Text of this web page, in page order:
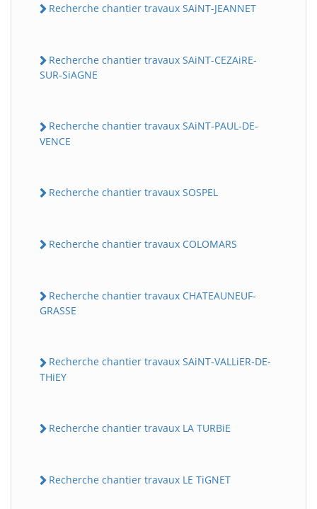
Recherche chantier travaux SAiNT-JEANNET
Recherche chantier travaux SAiNT-CEZAiRE-
SUR-SiAGNE
Recherche chantier travaux SAiNT-PAUL-DE-
VENCE
Recherche chantier travaux SOSPEL
Recherche chantier travaux COLOMARS
Recherche chantier travaux CHATEAUNEUF-
GRASSE
Recherche chantier travaux SAiNT-VALLiER-DE-
THiEY
Recherche chantier travaux LA TURBiE
Recherche chantier travaux LE TiGNET